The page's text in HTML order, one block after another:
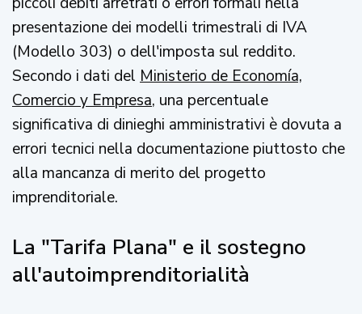
presentazione dei modelli trimestrali di IVA
(Modello 303) o dell'imposta sul reddito.
Secondo i dati del Ministerio de Economía,
Comercio y Empresa, una percentuale
significativa di dinieghi amministrativi è dovuta a
errori tecnici nella documentazione piuttosto che
alla mancanza di merito del progetto
imprenditoriale.
La "Tarifa Plana" e il sostegno
all'autoimprenditorialità